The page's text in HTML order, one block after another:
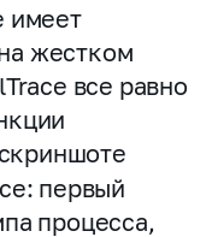
имеет
жестком
все равно
первый
процесса,